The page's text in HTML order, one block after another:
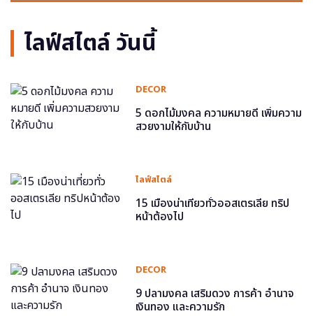
ไลฟ์สไตล์ วันนี้
DECOR
5 ดอกไม้มงคล ความหมายดี เพิ่มความ
สวยงามให้กับบ้าน
ไลฟ์สไตล์
15 เมืองน่าเที่ยวทั่วออสเตรเลีย ทริป
หน้าต้องไป
DECOR
9 ปลามงคล เสริมดวง การค้า อำนาจ
เงินทอง และความรัก